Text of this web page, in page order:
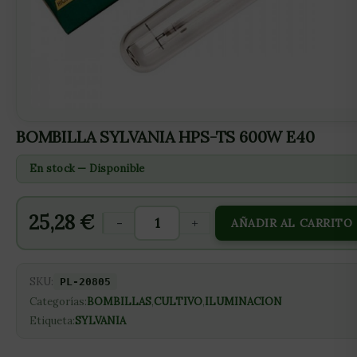
BOMBILLA SYLVANIA HPS-TS 600W E40
En stock — Disponible
25,28 € - + AÑADIR AL CARRITO
SKU: PL-20805
Categorías:BOMBILLAS,CULTIVO,ILUMINACION
Etiqueta:SYLVANIA